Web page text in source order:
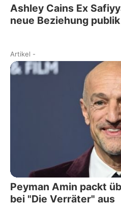
Ashley Cains Ex
neue Beziehung publik
Artikel -
Peyman Amin packt
bei "Die Verräter" aus